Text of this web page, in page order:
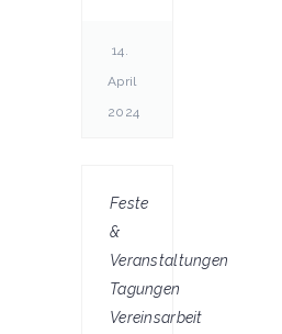
14.
April
2024
Feste
&
Veranstaltungen
Tagungen
Vereinsarbeit